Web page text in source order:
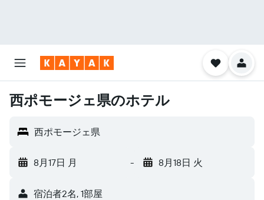
西ポモージェ県のホテル
西ポモージェ県
8月17日 月 - 8月18日 火
宿泊者2名, 1​部屋